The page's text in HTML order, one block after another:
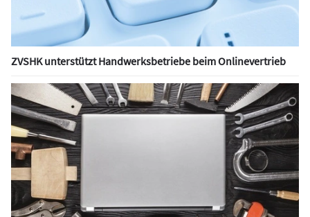
ZVSHK unterstützt Handwerksbetriebe beim Onlinevertrieb